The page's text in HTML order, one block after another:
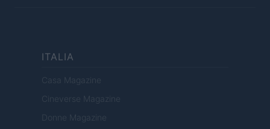
ITALIA
Casa Magazine
Cineverse Magazine
Donne Magazine